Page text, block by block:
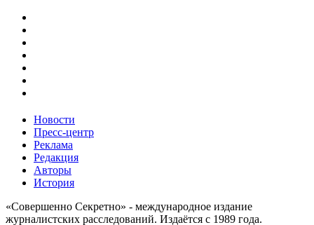
Новости
Пресс-центр
Реклама
Редакция
Авторы
История
«Совершенно Секретно» - международное издание
журналистских расследований. Издаётся с 1989 года.